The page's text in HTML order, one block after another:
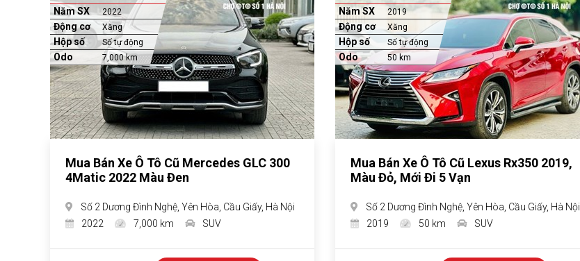
Năm SX 2022
Động cơ Xăng
Hộp số Số tự động
Odo 7,000 km
Mua Bán Xe Ô Tô Cũ Mercedes GLC 300
4Matic 2022 Màu Đen
Số 2 Dương Đình Nghệ, Yên Hòa, Cầu Giấy, Hà Nội
2022
7,000 km SUV
Năm SX 2019
Động cơ Xăng
Hộp số Số tự động
Odo 50 km
Mua Bán Xe Ô Tô Cũ Lexus Rx350 2019,
Màu Đỏ, Mới Đi 5 Vạn
Số 2 Dương Đình Nghệ, Yên Hòa, Cầu Giấy, Hà Nội
2019
50 km SUV